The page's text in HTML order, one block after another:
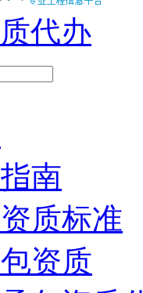
代办
南
质标准
资质